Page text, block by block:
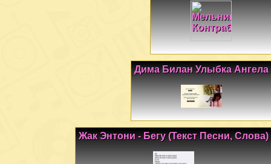
Дима Билан Улыбка Ангела
Жак Энтони - Бегу (Текст Песни, Слова)